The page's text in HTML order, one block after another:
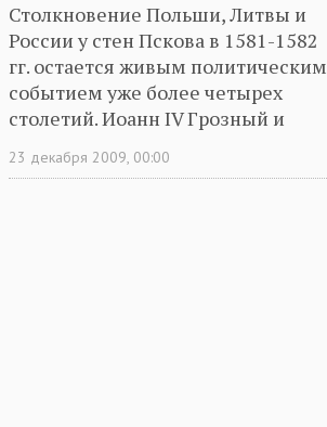
Столкновение Польши, Литвы и
России у стен Пскова в 1581-1582
гг. остается живым политическим
событием уже более четырех
столетий. Иоанн IV Грозный и
23 декабря 2009, 00:00